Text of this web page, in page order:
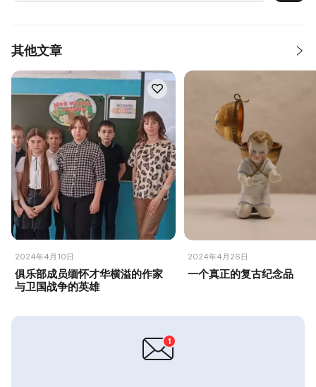
其他文章
2024年4月10日
俱乐部成员缅怀才华横溢的作家
与卫国战争的英雄
2024年4月26日
一个真正的复古纪念品